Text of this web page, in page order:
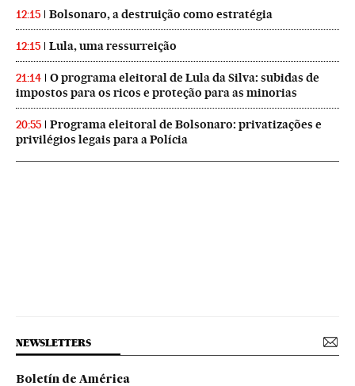
12:15 Bolsonaro, a destruição como estratégia
12:15 Lula, uma ressurreição
21:14
O programa eleitoral de Lula da Silva: subidas de
impostos para os ricos e proteção para as minorias
20:55
Programa eleitoral de Bolsonaro: privatizações e
privilégios legais para a Polícia
NEWSLETTERS
Boletín de América